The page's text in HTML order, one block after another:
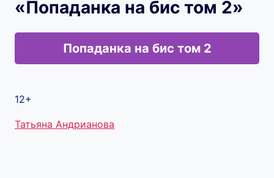
«Попаданка на бис том 2»
Попаданка на бис том 2
12+
Метки
Татьяна Андрианова